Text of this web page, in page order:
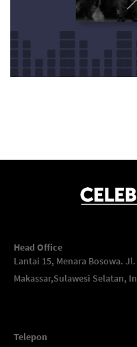
Head Office
Lantai 15, Menara Bosowa.
Makassar,Sulawesi Selatan,
Telepon